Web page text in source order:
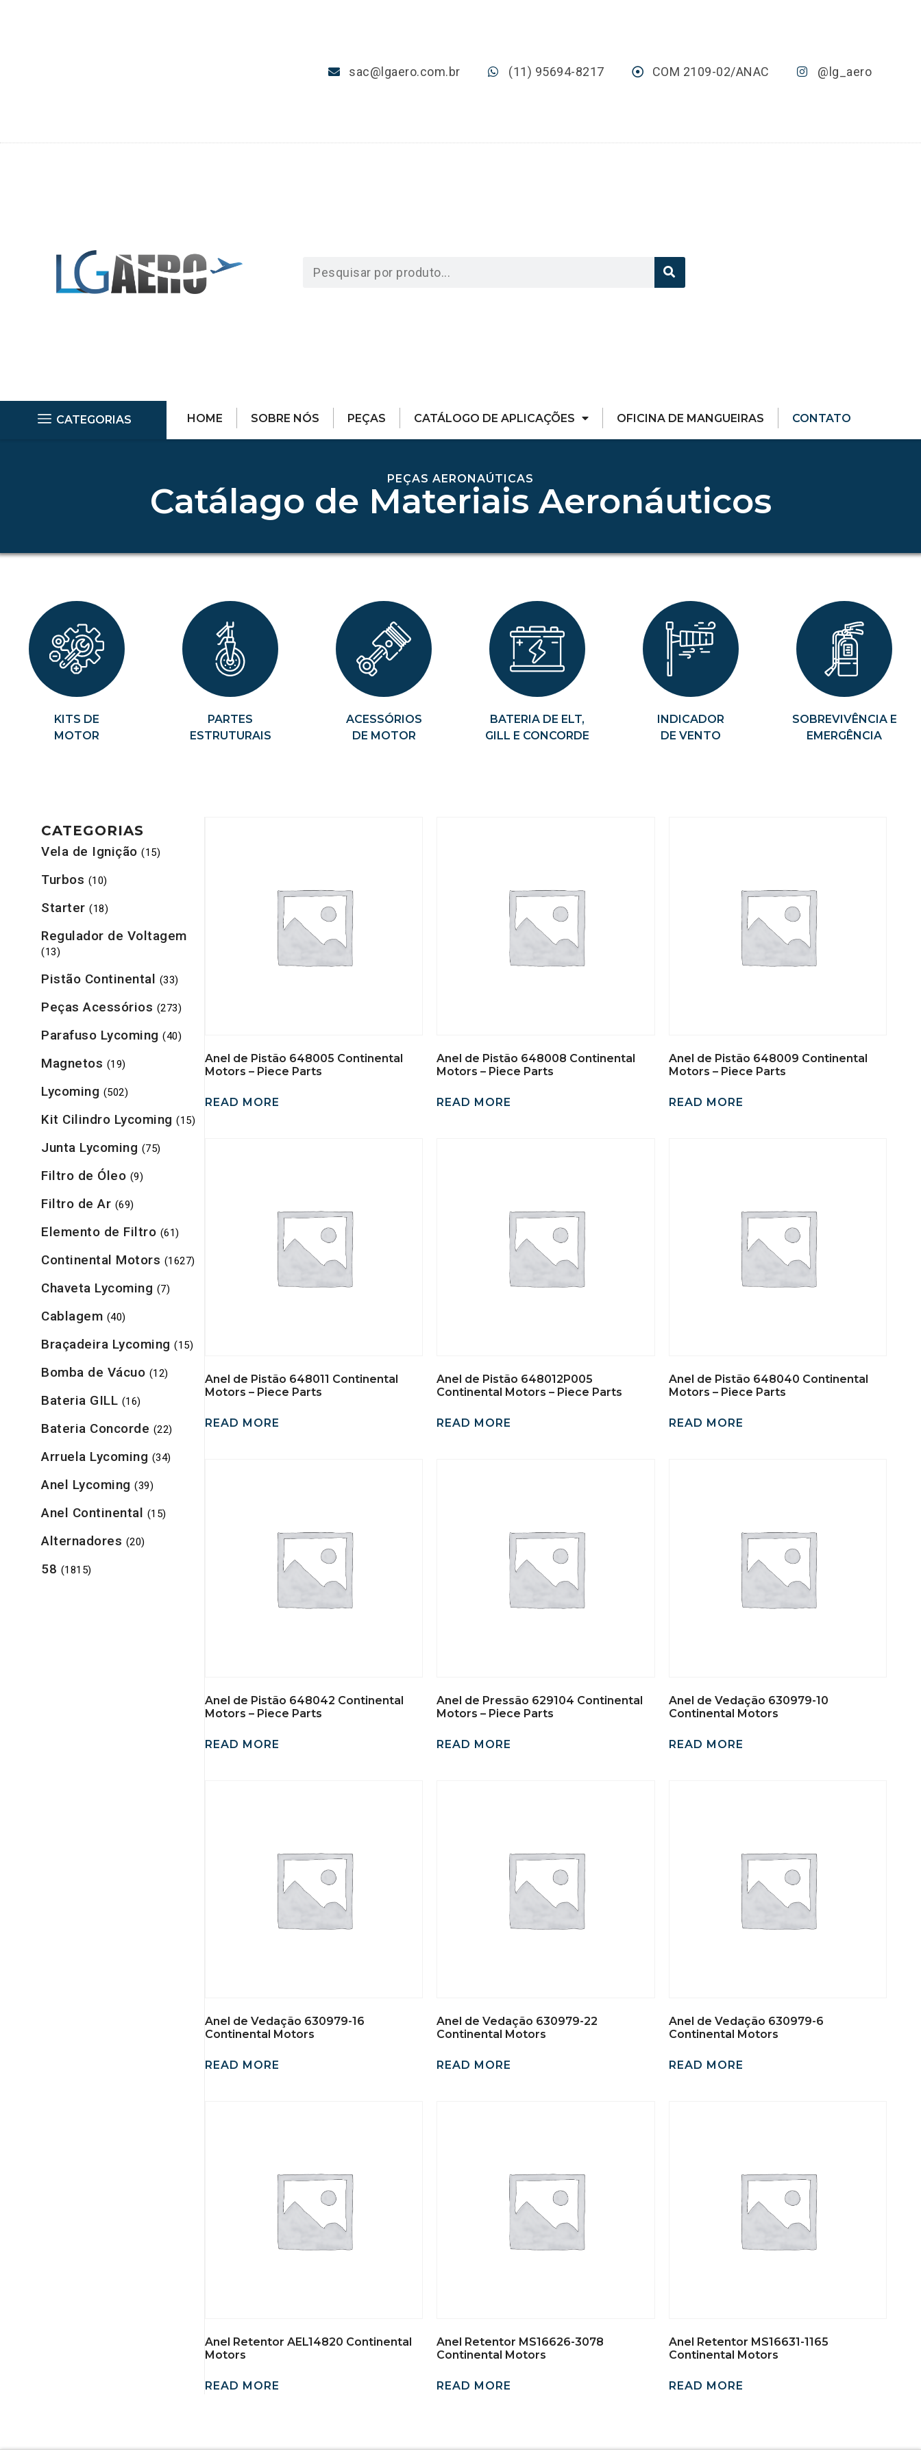
sac@lgaero.com.br (11) 95694-8217 COM 2109-02/ANAC @lg_aero
CATEGORIAS HOME SOBRE NÓS PEÇAS CATÁLOGO DE APLICAÇÕES OFICINA DE MANGUEIRAS CONTATO
PEÇAS AERONAÚTICAS
Catálago de Materiais Aeronáuticos
KITS DE
MOTOR
PARTES
ESTRUTURAIS
ACESSÓRIOS
DE MOTOR
BATERIA DE ELT,
GILL E CONCORDE
INDICADOR
DE VENTO
SOBREVIVÊNCIA E
EMERGÊNCIA
CATEGORIAS
Vela de Ignição (15)
Turbos (10)
Starter (18)
Regulador de Voltagem
(13)
Pistão Continental (33)
Peças Acessórios (273)
Parafuso Lycoming (40)
Magnetos (19)
Lycoming (502)
Kit Cilindro Lycoming (15)
Junta Lycoming (75)
Filtro de Óleo (9)
Filtro de Ar (69)
Elemento de Filtro (61)
Continental Motors (1627)
Chaveta Lycoming (7)
Cablagem (40)
Braçadeira Lycoming (15)
Bomba de Vácuo (12)
Bateria GILL (16)
Bateria Concorde (22)
Arruela Lycoming (34)
Anel Lycoming (39)
Anel Continental (15)
Alternadores (20)
58 (1815)
Anel de Pistão 648005 Continental
Motors – Piece Parts
READ MORE
Anel de Pistão 648008 Continental
Motors – Piece Parts
READ MORE
Anel de Pistão 648009 Continental
Motors – Piece Parts
READ MORE
Anel de Pistão 648011 Continental
Motors – Piece Parts
READ MORE
Anel de Pistão 648012P005
Continental Motors – Piece Parts
READ MORE
Anel de Pistão 648040 Continental
Motors – Piece Parts
READ MORE
Anel de Pistão 648042 Continental
Motors – Piece Parts
READ MORE
Anel de Pressão 629104 Continental
Motors – Piece Parts
READ MORE
Anel de Vedação 630979-10
Continental Motors
READ MORE
Anel de Vedação 630979-16
Continental Motors
READ MORE
Anel de Vedação 630979-22
Continental Motors
READ MORE
Anel de Vedação 630979-6
Continental Motors
READ MORE
Anel Retentor AEL14820 Continental
Motors
READ MORE
Anel Retentor MS16626-3078
Continental Motors
READ MORE
Anel Retentor MS16631-1165
Continental Motors
READ MORE